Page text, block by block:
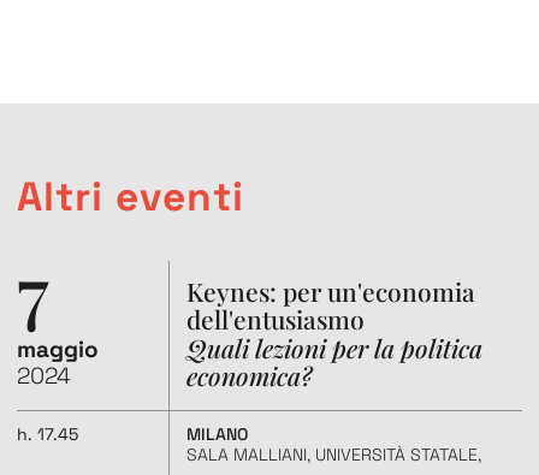
Altri eventi
7
maggio
2024
Keynes: per un'economia
dell'entusiasmo
Quali lezioni per la politica
economica?
h. 17.45
MILANO
SALA MALLIANI, UNIVERSITÀ STATALE,